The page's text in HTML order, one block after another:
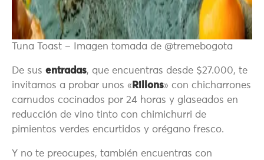
Tuna Toast – Imagen tomada de @tremebogota
De sus entradas, que encuentras desde $27.000, te
invitamos a probar unos « Rillons» con chicharrones
carnudos cocinados por 24 horas y glaseados en
reducción de vino tinto con chimichurri de
pimientos verdes encurtidos y orégano fresco.
Y no te preocupes, también encuentras con